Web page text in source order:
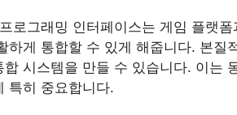
로그래밍 인터페이스는 게임 플랫
하게 통합할 수 있게 해줍니다. 본질
시스템을 만들 수 있습니다. 이는
특히 중요합니다.